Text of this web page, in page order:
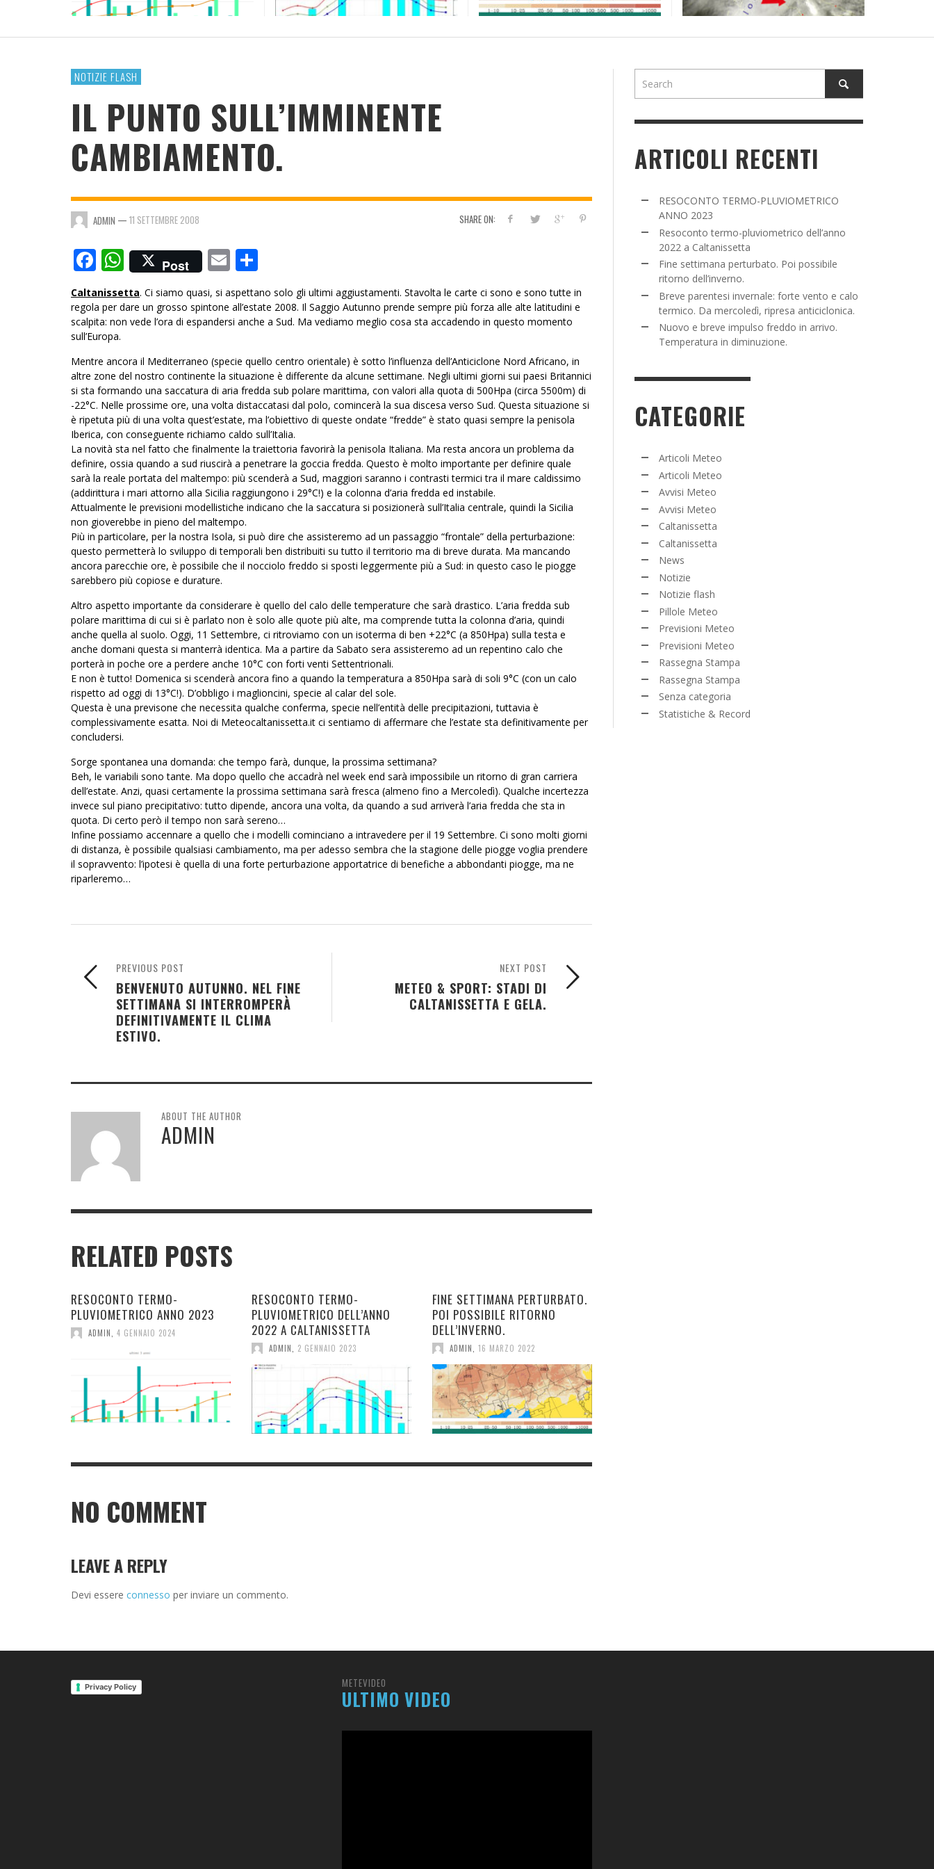
2023
DELL’ANNO 2022 A CALTANISSETTA
RITORNO DELL’INVERNO.
NOTIZIE FLASH
IL PUNTO SULL’IMMINENTE
CAMBIAMENTO.
SHARE ON:
ADMIN — 11 SETTEMBRE 2008
Facebook
WhatsApp
Post Email
Caltanissetta. Ci siamo quasi, si aspettano solo gli ultimi aggiustamenti. Stavolta le carte ci sono e sono tutte in
regola per dare un grosso spintone all’estate 2008. Il Saggio Autunno prende sempre più forza alle alte latitudini e
scalpita: non vede l’ora di espandersi anche a Sud. Ma vediamo meglio cosa sta accadendo in questo momento
sull’Europa.
Mentre ancora il Mediterraneo (specie quello centro orientale) è sotto l’influenza dell’Anticiclone Nord Africano, in
altre zone del nostro continente la situazione è differente da alcune settimane. Negli ultimi giorni sui paesi Britannici
si sta formando una saccatura di aria fredda sub polare marittima, con valori alla quota di 500Hpa (circa 5500m) di
-22°C. Nelle prossime ore, una volta distaccatasi dal polo, comincerà la sua discesa verso Sud. Questa situazione si
è ripetuta più di una volta quest’estate, ma l’obiettivo di queste ondate “fredde” è stato quasi sempre la penisola
Iberica, con conseguente richiamo caldo sull’Italia.
La novità sta nel fatto che finalmente la traiettoria favorirà la penisola Italiana. Ma resta ancora un problema da
definire, ossia quando a sud riuscirà a penetrare la goccia fredda. Questo è molto importante per definire quale
sarà la reale portata del maltempo: più scenderà a Sud, maggiori saranno i contrasti termici tra il mare caldissimo
(addirittura i mari attorno alla Sicilia raggiungono i 29°C!) e la colonna d’aria fredda ed instabile.
Attualmente le previsioni modellistiche indicano che la saccatura si posizionerà sull’Italia centrale, quindi la Sicilia
non gioverebbe in pieno del maltempo.
Più in particolare, per la nostra Isola, si può dire che assisteremo ad un passaggio “frontale” della perturbazione:
questo permetterà lo sviluppo di temporali ben distribuiti su tutto il territorio ma di breve durata. Ma mancando
ancora parecchie ore, è possibile che il nocciolo freddo si sposti leggermente più a Sud: in questo caso le piogge
sarebbero più copiose e durature.
Altro aspetto importante da considerare è quello del calo delle temperature che sarà drastico. L’aria fredda sub
polare marittima di cui si è parlato non è solo alle quote più alte, ma comprende tutta la colonna d’aria, quindi
anche quella al suolo. Oggi, 11 Settembre, ci ritroviamo con un isoterma di ben +22°C (a 850Hpa) sulla testa e
anche domani questa si manterrà identica. Ma a partire da Sabato sera assisteremo ad un repentino calo che
porterà in poche ore a perdere anche 10°C con forti venti Settentrionali.
E non è tutto! Domenica si scenderà ancora fino a quando la temperatura a 850Hpa sarà di soli 9°C (con un calo
rispetto ad oggi di 13°C!). D’obbligo i maglioncini, specie al calar del sole.
Questa è una previsone che necessita qualche conferma, specie nell’entità delle precipitazioni, tuttavia è
complessivamente esatta. Noi di Meteocaltanissetta.it ci sentiamo di affermare che l’estate sta definitivamente per
concludersi.
Sorge spontanea una domanda: che tempo farà, dunque, la prossima settimana?
Beh, le variabili sono tante. Ma dopo quello che accadrà nel week end sarà impossibile un ritorno di gran carriera
dell’estate. Anzi, quasi certamente la prossima settimana sarà fresca (almeno fino a Mercoledì). Qualche incertezza
invece sul piano precipitativo: tutto dipende, ancora una volta, da quando a sud arriverà l’aria fredda che sta in
quota. Di certo però il tempo non sarà sereno…
Infine possiamo accennare a quello che i modelli cominciano a intravedere per il 19 Settembre. Ci sono molti giorni
di distanza, è possibile qualsiasi cambiamento, ma per adesso sembra che la stagione delle piogge voglia prendere
il sopravvento: l’ipotesi è quella di una forte perturbazione apportatrice di benefiche a abbondanti piogge, ma ne
riparleremo…
NEXT POST
METEO & SPORT: STADI DI
CALTANISSETTA E GELA.
PREVIOUS POST
BENVENUTO AUTUNNO. NEL FINE
SETTIMANA SI INTERROMPERÀ
DEFINITIVAMENTE IL CLIMA
ESTIVO.
ABOUT THE AUTHOR
ADMIN
RELATED POSTS
RESOCONTO TERMO-
PLUVIOMETRICO ANNO 2023
ADMIN 4 GENNAIO 2024
RESOCONTO TERMO-
PLUVIOMETRICO DELL’ANNO
2022 A CALTANISSETTA
ADMIN 2 GENNAIO 2023
FINE SETTIMANA PERTURBATO.
POI POSSIBILE RITORNO
DELL’INVERNO.
ADMIN 16 MARZO 2022
NO COMMENT
LEAVE A REPLY
Devi essere connesso per inviare un commento.
ARTICOLI RECENTI
RESOCONTO TERMO-PLUVIOMETRICO
ANNO 2023
Resoconto termo-pluviometrico dell’anno
2022 a Caltanissetta
Fine settimana perturbato. Poi possibile
ritorno dell’inverno.
Breve parentesi invernale: forte vento e calo
termico. Da mercoledì, ripresa anticiclonica.
Nuovo e breve impulso freddo in arrivo.
Temperatura in diminuzione.
CATEGORIE
Articoli Meteo
Articoli Meteo
Avvisi Meteo
Avvisi Meteo
Caltanissetta
Caltanissetta
News
Notizie
Notizie flash
Pillole Meteo
Previsioni Meteo
Previsioni Meteo
Rassegna Stampa
Rassegna Stampa
Senza categoria
Statistiche & Record
Privacy Policy METEVIDEO
ULTIMO VIDEO